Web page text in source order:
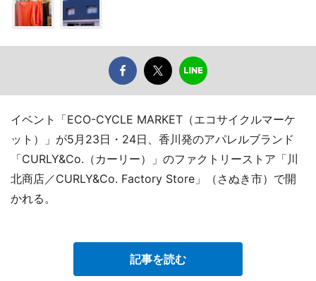
イベント「ECO-CYCLE MARKET（エコサイクルマーケ
ット）」が5月23日・24日、香川発のアパレルブランド
「CURLY&Co.（カーリー）」のファクトリーストア「川
北商店／CURLY&Co. Factory Store」（さぬき市）で開
かれる。
記事を読む